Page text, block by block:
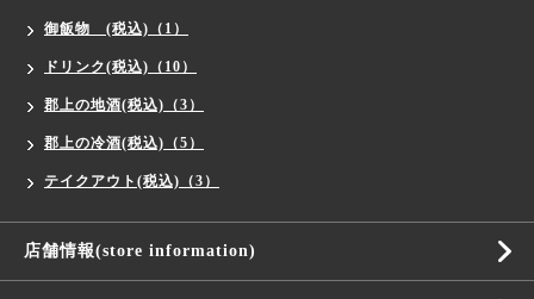
御飯物 (税込)（1）
ドリンク(税込)（10）
郡上の地酒(税込)（3）
郡上の冷酒(税込)（5）
テイクアウト(税込)（3）
店舗情報(store information)